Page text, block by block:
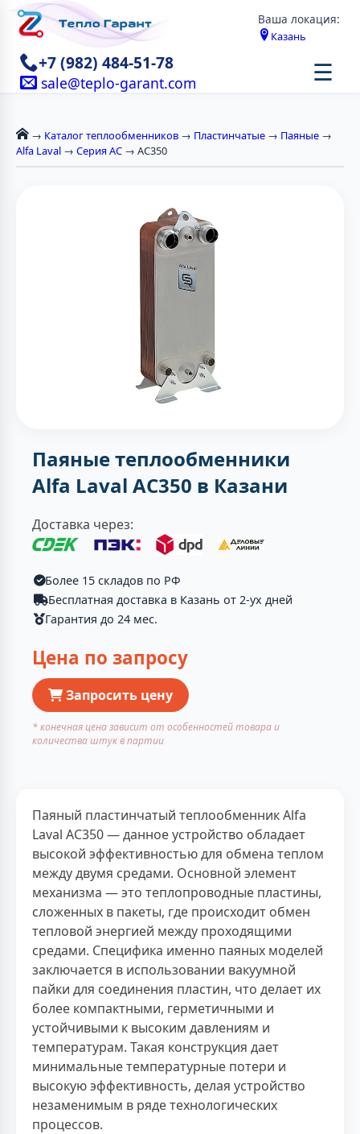
Ваша локация:
Казань
+7 (982) 484-51-78
sale@teplo-garant.com ☰
→ Каталог теплообменников → Пластинчатые → Паяные →
Alfa Laval → Серия AC → AC350
Паяные теплообменники
Alfa Laval AC350 в Казани
Доставка через:
Более 15 складов по РФ
Бесплатная доставка в Казань от 2-ух дней
Гарантия до 24 мес.
Цена по запросу
Запросить цену
* конечная цена зависит от особенностей товара и
количества штук в партии
Паяный пластинчатый теплообменник Alfa
Laval AC350 — данное устройство обладает
высокой эффективностью для обмена теплом
между двумя средами. Основной элемент
механизма — это теплопроводные пластины,
сложенных в пакеты, где происходит обмен
тепловой энергией между проходящими
средами. Специфика именно паяных моделей
заключается в использовании вакуумной
пайки для соединения пластин, что делает их
более компактными, герметичными и
устойчивыми к высоким давлениям и
температурам. Такая конструкция дает
минимальные температурные потери и
высокую эффективность, делая устройство
незаменимым в ряде технологических
процессов.